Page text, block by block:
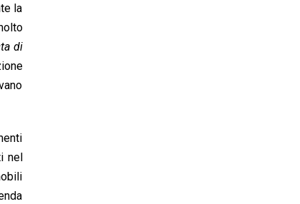
la
di
nel